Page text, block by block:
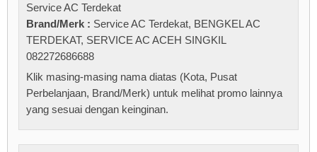
Service AC Terdekat
Brand/Merk : Service AC Terdekat, BENGKEL AC
TERDEKAT, SERVICE AC ACEH SINGKIL
082272686688
Klik masing-masing nama diatas (Kota, Pusat
Perbelanjaan, Brand/Merk) untuk melihat promo lainnya
yang sesuai dengan keinginan.